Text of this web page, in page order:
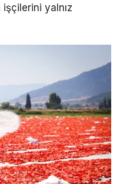
yalnız